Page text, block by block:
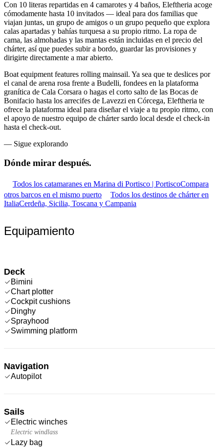
Con 10 literas repartidas en 4 camarotes y 4 baños, Eleftheria acoge
cómodamente hasta 10 invitados — ideal para dos familias que
viajan juntas, un grupo de amigos o un grupo pequeño que explora
calas apartadas y bahías turquesa a su propio ritmo. La ropa de
cama, las almohadas y las mantas están incluidas en el precio del
chárter, así que puedes subir a bordo, guardar las provisiones y
dirigirte directamente a mar abierto.
Boat equipment features rolling mainsail. Ya sea que te deslices por
el canal de arena rosa frente a Budelli, fondees en la plataforma
granítica de Cala Corsara o hagas el corto salto de las Bocas de
Bonifacio hasta los arrecifes de Lavezzi en Córcega, Eleftheria te
ofrece la plataforma ideal para diseñar el viaje a tu propio ritmo, con
el apoyo de nuestro equipo de chárter sardo local desde el check-in
hasta el check-out.
— Sigue explorando
Dónde mirar después.
Todos los catamaranes en Marina di Portisco | PortiscoCompara
otros barcos en el mismo puerto
Todos los destinos de chárter en
ItaliaCerdeña, Sicilia, Toscana y Campania
Equipamiento
Deck
Bimini
Chart plotter
Cockpit cushions
Dinghy
Sprayhood
Swimming platform
Navigation
Autopilot
Sails
Electric winches
Electric windlass
Lazy bag